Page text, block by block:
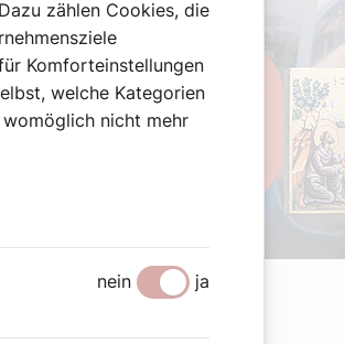
zählen Cookies, die
Komforteinstellungen
welche Kategorien
womöglich nicht mehr
nein ja